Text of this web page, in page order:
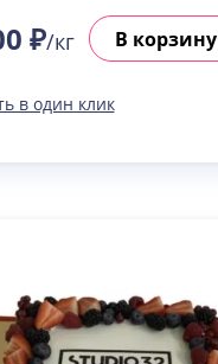
₽/кг В корзину
в один клик